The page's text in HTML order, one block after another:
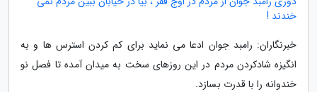
خندند !
خبرنگاران: رامبد جوان ادعا می نماید برای کم کردن استرس ها و به
انگیزه شادکردن مردم در این روزهای سخت به میدان آمده تا فصل نو
خندوانه را با قدرت بسازد.